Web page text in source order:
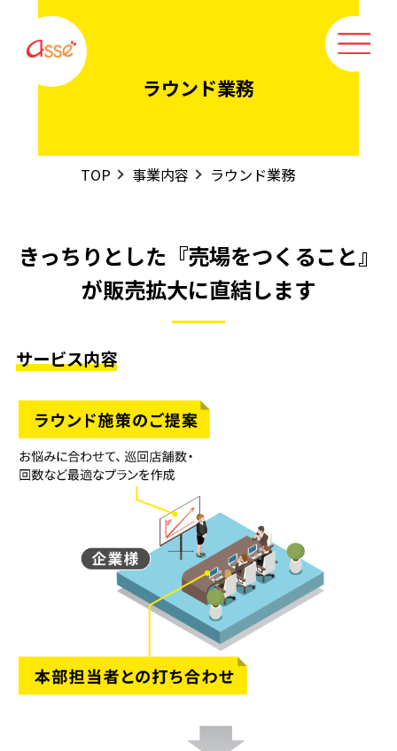
ラウンド業務
TOP 事業内容 ラウンド業務
きっちりとした『売場をつくること』
が販売拡大に直結します
サービス内容